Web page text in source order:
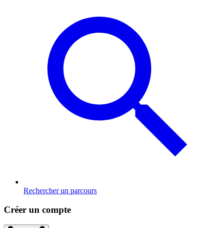
Rechercher un parcours
Créer un compte